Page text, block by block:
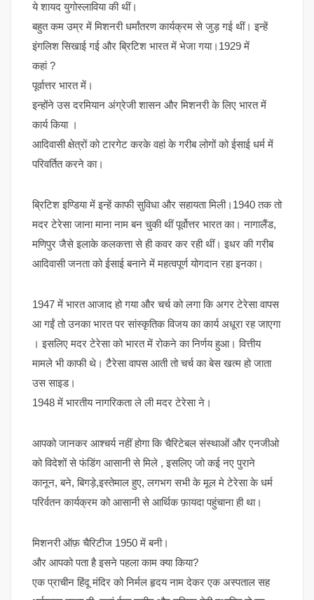
ये शायद युगोस्लाविया की थीं।
बहुत कम उम्र में मिशनरी धर्मांतरण कार्यक्रम से जुड़ गई थीं। इन्हें
इंगलिश सिखाई गई और ब्रिटिश भारत में भेजा गया।1929 में
कहां ?
पूर्वात्तर भारत में।
इन्होंने उस दरमियान अंग्रेजी शासन और मिशनरी के लिए भारत में
कार्य किया ।
आदिवासी क्षेत्रों को टारगेट करके वहां के गरीब लोगों को ईसाई धर्म में
परिवर्तित करने का।
ब्रिटिश इण्डिया में इन्हें काफी सुविधा और सहायता मिली।1940 तक तो
मदर टेरेसा जाना माना नाम बन चुकी थीं पूर्वोत्तर भारत का। नागालैंड,
मणिपुर जैसे इलाके कलकत्ता से ही कवर कर रही थीं। इधर की गरीब
आदिवासी जनता को ईसाई बनाने में महत्वपूर्ण योगदान रहा इनका।
1947 में भारत आजाद हो गया और चर्च को लगा कि अगर टेरेसा वापस
आ गईं तो उनका भारत पर सांस्कृतिक विजय का कार्य अधूरा रह जाएगा
। इसलिए मदर टेरेसा को भारत में रोकने का निर्णय हुआ। वित्तीय
मामले भी काफी थे। टैरेसा वापस आती तो चर्च का बेस खत्म हो जाता
उस साइड।
1948 में भारतीय नागरिकता ले ली मदर टेरेसा ने।
आपको जानकर आश्चर्य नहीं होगा कि चैरिटेबल संस्थाओं और एनजीओ
को विदेशों से फंडिंग आसानी से मिले , इसलिए जो कई नए पुराने
कानून, बने, बिगड़े,इस्तेमाल हुए, लगभग सभी के मूल मे टेरेसा के धर्म
परिर्वतन कार्यक्रम को आसानी से आर्थिक फ़ायदा पहुंचाना ही था।
मिशनरी ऑफ़ चैरिटीज 1950 में बनी।
और आपको पता है इसने पहला काम क्या किया?
एक प्राचीन हिंदू मंदिर को निर्मल हृदय नाम देकर एक अस्पताल सह